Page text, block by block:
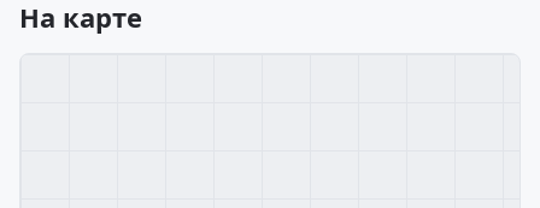
На карте